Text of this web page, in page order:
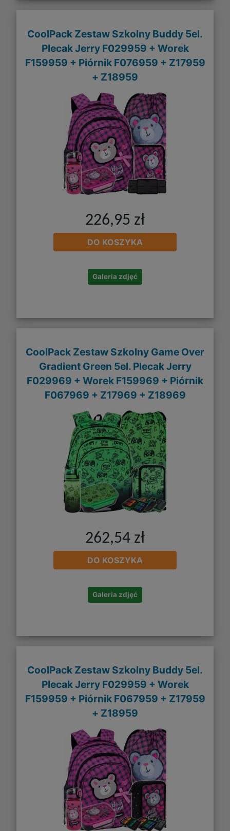
CoolPack Zestaw Szkolny Buddy 5el.
Plecak Jerry F029959 + Worek
F159959 + Piórnik F076959 + Z17959
+ Z18959
226,95 zł
DO KOSZYKA
Galeria zdjęć
CoolPack Zestaw Szkolny Game Over
Gradient Green 5el. Plecak Jerry
F029969 + Worek F159969 + Piórnik
F067969 + Z17969 + Z18969
262,54 zł
DO KOSZYKA
Galeria zdjęć
CoolPack Zestaw Szkolny Buddy 5el.
Plecak Jerry F029959 + Worek
F159959 + Piórnik F067959 + Z17959
+ Z18959